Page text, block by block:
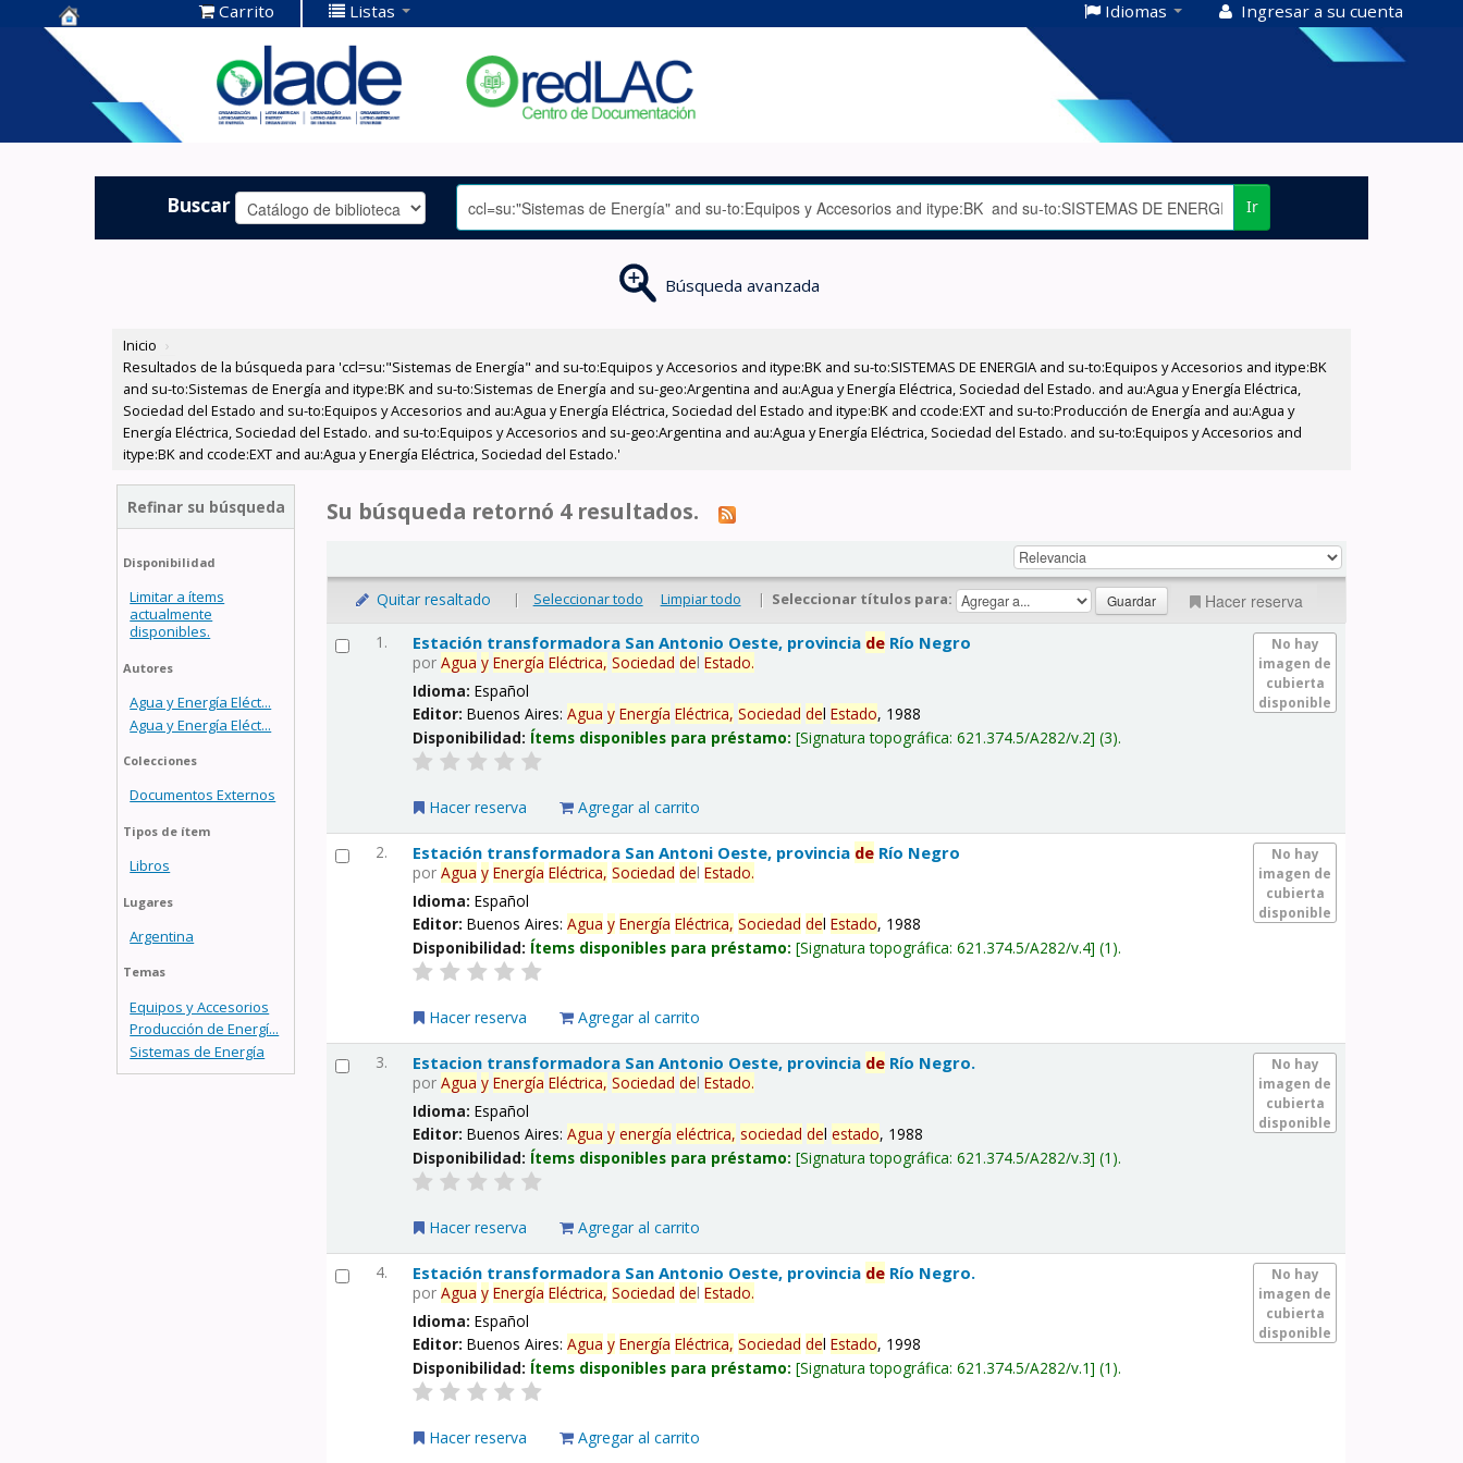
Centro de
Documentación
OLADE -
Carrito Listas Idiomas Ingresar a su cuenta
Buscar Ir
Búsqueda avanzada
Inicio ›
Resultados de la búsqueda para 'ccl=su:"Sistemas de Energía" and su-to:Equipos y Accesorios and itype:BK and su-to:SISTEMAS DE ENERGIA and su-to:Equipos y Accesorios and itype:BK
and su-to:Sistemas de Energía and itype:BK and su-to:Sistemas de Energía and su-geo:Argentina and au:Agua y Energía Eléctrica, Sociedad del Estado. and au:Agua y Energía Eléctrica,
Sociedad del Estado and su-to:Equipos y Accesorios and au:Agua y Energía Eléctrica, Sociedad del Estado and itype:BK and ccode:EXT and su-to:Producción de Energía and au:Agua y
Energía Eléctrica, Sociedad del Estado. and su-to:Equipos y Accesorios and su-geo:Argentina and au:Agua y Energía Eléctrica, Sociedad del Estado. and su-to:Equipos y Accesorios and
itype:BK and ccode:EXT and au:Agua y Energía Eléctrica, Sociedad del Estado.'
Refinar su búsqueda
Disponibilidad
Limitar a ítems
actualmente
disponibles.
Autores
Agua y Energía Eléct...
Agua y Energía Eléct...
Colecciones
Documentos Externos
Tipos de ítem
Libros
Lugares
Argentina
Temas
Equipos y Accesorios
Producción de Energí...
Sistemas de Energía
Su búsqueda retornó 4 resultados.
Quitar resaltado | Seleccionar todo Limpiar todo | Seleccionar títulos para: Hacer reserva
1.
No hay
imagen de
cubierta
disponible
Estación transformadora San Antonio Oeste, provincia de Río Negro
porAgua y Energía Eléctrica, Sociedad delEstado.
Idioma:Español
Editor:Buenos Aires:Agua y Energía Eléctrica, Sociedad delEstado, 1988
Disponibilidad: Ítems disponibles para préstamo: Signatura topográfica:621.374.5/A282/v.2 (3).
Hacer reserva Agregar al carrito
2.
No hay
imagen de
cubierta
disponible
Estación transformadora San Antoni Oeste, provincia de Río Negro
porAgua y Energía Eléctrica, Sociedad delEstado.
Idioma:Español
Editor:Buenos Aires:Agua y Energía Eléctrica, Sociedad delEstado, 1988
Disponibilidad: Ítems disponibles para préstamo: Signatura topográfica:621.374.5/A282/v.4 (1).
Hacer reserva Agregar al carrito
3.
No hay
imagen de
cubierta
disponible
Estacion transformadora San Antonio Oeste, provincia de Río Negro.
porAgua y Energía Eléctrica, Sociedad delEstado.
Idioma:Español
Editor:Buenos Aires:Agua y energía eléctrica, sociedad delestado, 1988
Disponibilidad: Ítems disponibles para préstamo: Signatura topográfica:621.374.5/A282/v.3 (1).
Hacer reserva Agregar al carrito
4.
No hay
imagen de
cubierta
disponible
Estación transformadora San Antonio Oeste, provincia de Río Negro.
porAgua y Energía Eléctrica, Sociedad delEstado.
Idioma:Español
Editor:Buenos Aires:Agua y Energía Eléctrica, Sociedad delEstado, 1998
Disponibilidad: Ítems disponibles para préstamo: Signatura topográfica:621.374.5/A282/v.1 (1).
Hacer reserva Agregar al carrito